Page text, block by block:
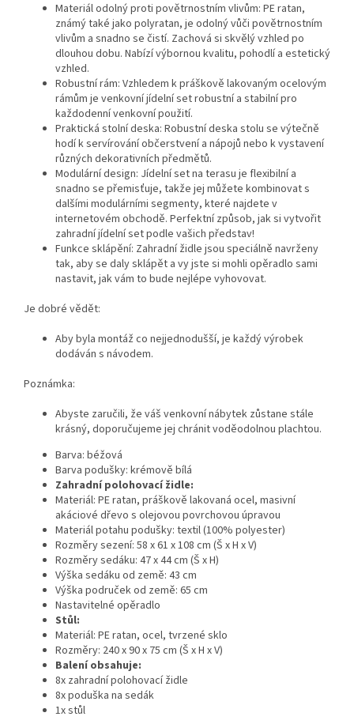
Materiál odolný proti povětrnostním vlivům: PE ratan,
známý také jako polyratan, je odolný vůči povětrnostním
vlivům a snadno se čistí. Zachová si skvělý vzhled po
dlouhou dobu. Nabízí výbornou kvalitu, pohodlí a estetický
vzhled.
Robustní rám: Vzhledem k práškově lakovaným ocelovým
rámům je venkovní jídelní set robustní a stabilní pro
každodenní venkovní použití.
Praktická stolní deska: Robustní deska stolu se výtečně
hodí k servírování občerstvení a nápojů nebo k vystavení
různých dekorativních předmětů.
Modulární design: Jídelní set na terasu je flexibilní a
snadno se přemisťuje, takže jej můžete kombinovat s
dalšími modulárními segmenty, které najdete v
internetovém obchodě. Perfektní způsob, jak si vytvořit
zahradní jídelní set podle vašich představ!
Funkce sklápění: Zahradní židle jsou speciálně navrženy
tak, aby se daly sklápět a vy jste si mohli opěradlo sami
nastavit, jak vám to bude nejlépe vyhovovat.
Je dobré vědět:
Aby byla montáž co nejjednodušší, je každý výrobek
dodáván s návodem.
Poznámka:
Abyste zaručili, že váš venkovní nábytek zůstane stále
krásný, doporučujeme jej chránit voděodolnou plachtou.
Barva: béžová
Barva podušky: krémově bílá
Zahradní polohovací židle:
Materiál: PE ratan, práškově lakovaná ocel, masivní
akáciové dřevo s olejovou povrchovou úpravou
Materiál potahu podušky: textil (100% polyester)
Rozměry sezení: 58 x 61 x 108 cm (Š x H x V)
Rozměry sedáku: 47 x 44 cm (Š x H)
Výška sedáku od země: 43 cm
Výška područek od země: 65 cm
Nastavitelné opěradlo
Stůl:
Materiál: PE ratan, ocel, tvrzené sklo
Rozměry: 240 x 90 x 75 cm (Š x H x V)
Balení obsahuje:
8x zahradní polohovací židle
8x poduška na sedák
1x stůl